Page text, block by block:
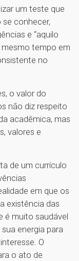
um teste que
conhecer,
e “aquilo
tempo em
no
o valor do
não diz respeito
acadêmica, mas
valores e
de um currículo
em que os
existência das
é muito saudável
energia para
O
o ato de